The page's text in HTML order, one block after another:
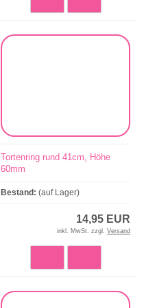
Tortenring rund 41cm, Höhe
60mm
Bestand: (auf Lager)
14,95 EUR
inkl. MwSt. zzgl. Versand